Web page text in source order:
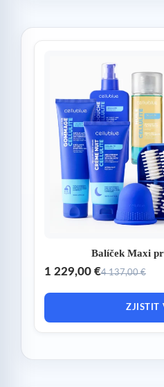
Balíček Maxi
1 229,00 €4 137,00 €
ZJISTIT